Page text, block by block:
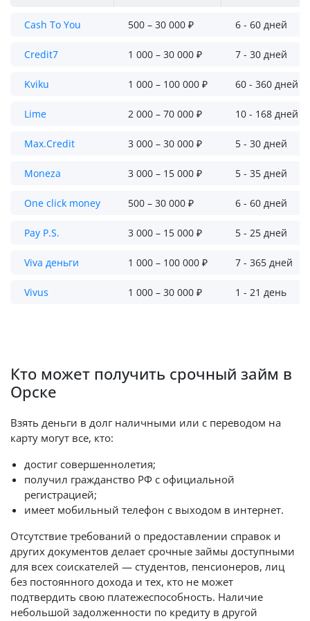
Cash To You 500 – 30 000 ₽ 6 - 60 дней
Credit7 1 000 – 30 000 ₽ 7 - 30 дней
Kviku 1 000 – 100 000 ₽ 60 - 360 дней
Lime 2 000 – 70 000 ₽ 10 - 168 дней
Max.Credit 3 000 – 30 000 ₽ 5 - 30 дней
Moneza 3 000 – 15 000 ₽ 5 - 35 дней
One click money 500 – 30 000 ₽ 6 - 60 дней
Pay P.S. 3 000 – 15 000 ₽ 5 - 25 дней
Viva деньги 1 000 – 100 000 ₽ 7 - 365 дней
Vivus 1 000 – 30 000 ₽ 1 - 21 день
Кто может получить срочный займ в
Орске
Взять деньги в долг наличными или с переводом на
карту могут все, кто:
достиг совершеннолетия;
получил гражданство РФ с официальной
регистрацией;
имеет мобильный телефон с выходом в интернет.
Отсутствие требований о предоставлении справок и
других документов делает срочные займы доступными
для всех соискателей — студентов, пенсионеров, лиц
без постоянного дохода и тех, кто не может
подтвердить свою платежеспособность. Наличие
небольшой задолженности по кредиту в другой